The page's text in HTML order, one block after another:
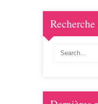
Recherche